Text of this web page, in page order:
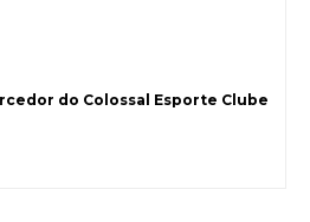
do Colossal Esporte Clube